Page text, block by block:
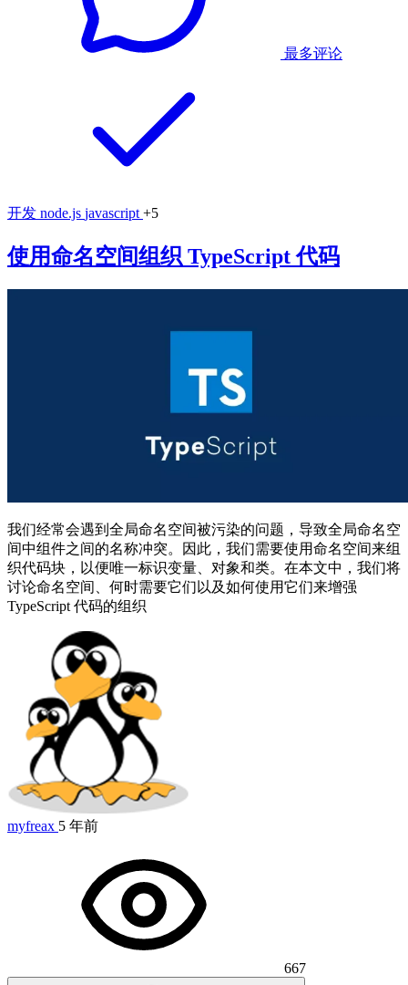
最多评论
开发 node.js javascript +5
使用命名空间组织 TypeScript 代码
我们经常会遇到全局命名空间被污染的问题，导致全局命名空
间中组件之间的名称冲突。因此，我们需要使用命名空间来组
织代码块，以便唯一标识变量、对象和类。在本文中，我们将
讨论命名空间、何时需要它们以及如何使用它们来增强
TypeScript 代码的组织
myfreax 5 年前
667